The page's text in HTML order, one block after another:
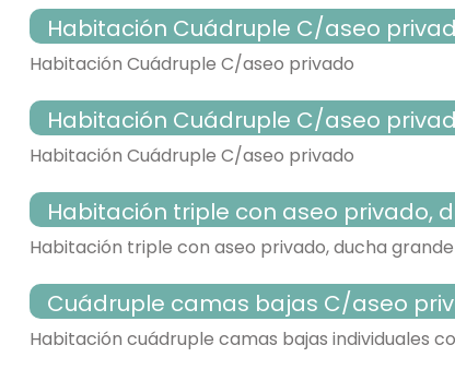
- habitación con aseo. Incluye:
WC,
lavabo,
- cama de matrimonio (135x190 cm.)
- habitación con aseo. Incluye:
habitación individual
- cama individual = 4 (90x190 cm.)
TV,
Calefacción,
- habitación con aseo. Incluye:
WC,
lavabo,
Habitación Cuádruple C/aseo
Habitación Cuádruple C/aseo privado
habitación con varias camas
- cama individual = 4 (90x190 cm.)
TV,
Calefacción, terraza-
- habitación con aseo. Incluye:
WC,
lavabo,
Habitación Cuádruple C/aseo
Habitación Cuádruple C/aseo privado
habitación con varias camas
- cama individual = 4 (90x190 cm.)
TV,
Calefacción, terraza-
Habitación triple con aseo privado,
Habitación triple con aseo privado, ducha grande
habitación con varias camas
Cuádruple camas bajas C/aseo
Habitación cuádruple camas bajas individuales